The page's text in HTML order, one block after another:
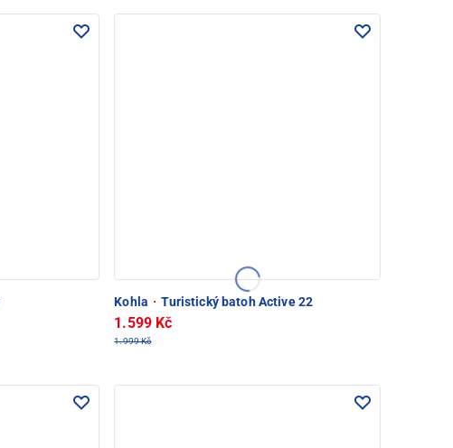
Kohla · Turistický batoh Active 22
1.599 Kč
1.999 Kč